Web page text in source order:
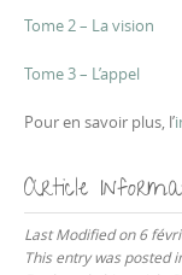
Tome 2 – La vision
Tome 3 – L’appel
Pour en savoir plus, l’
Article
Last Modified on 6
This entry was posted